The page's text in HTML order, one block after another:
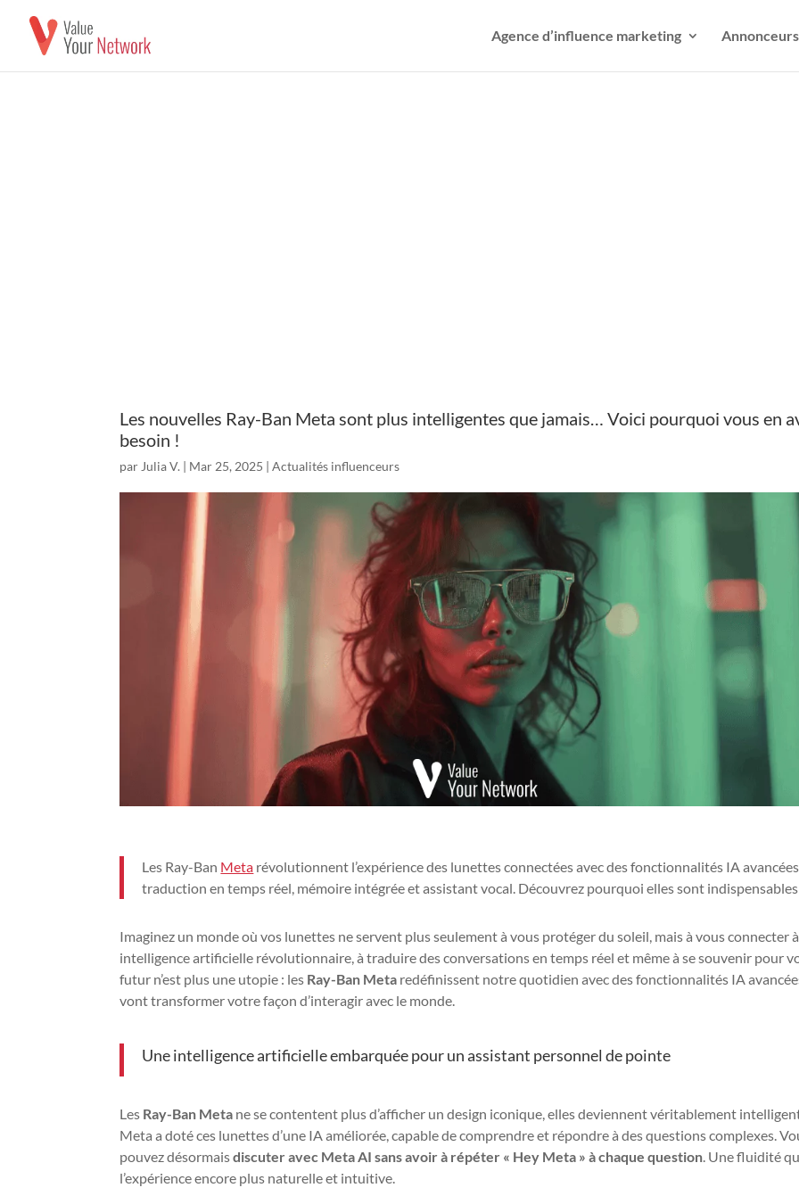
Agence d’influence marketing Annonceurs
Les nouvelles Ray-Ban Meta sont plus intelligentes que jamais… Voici pourquoi vous en
besoin !
par Julia V. | Mar 25, 2025 |Actualités influenceurs
Les Ray-Ban Meta révolutionnent l’expérience des lunettes connectées avec des fonctionnalités IA
traduction en temps réel, mémoire intégrée et assistant vocal. Découvrez pourquoi elles sont
Imaginez un monde où vos lunettes ne servent plus seulement à vous protéger du soleil, mais à vous connecter
intelligence artificielle révolutionnaire, à traduire des conversations en temps réel et même à se souvenir pour
futur n’est plus une utopie : les Ray-Ban Meta redéfinissent notre quotidien avec des fonctionnalités IA
vont transformer votre façon d’interagir avec le monde.
Une intelligence artificielle embarquée pour un assistant personnel de pointe
Les Ray-Ban Meta ne se contentent plus d’afficher un design iconique, elles deviennent véritablement
Meta a doté ces lunettes d’une IA améliorée, capable de comprendre et répondre à des questions complexes.
pouvez désormaisdiscuter avec Meta AI sans avoir à répéter « Hey Meta » à chaque question . Une fluidité
l’expérience encore plus naturelle et intuitive.